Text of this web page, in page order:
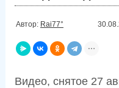
Автор: Rai77°
Видео, снятое 27